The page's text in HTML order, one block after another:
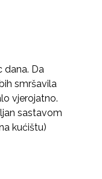
dana. Da
smršavila
vjerojatno.
sastavom
kućištu)